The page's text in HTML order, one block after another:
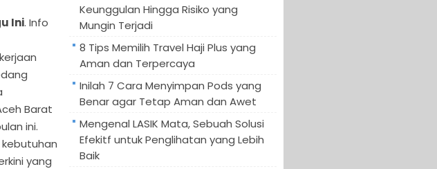
Ini. Info
Barat
ini.
yang
Keunggulan Hingga Risiko yang
Mungin Terjadi
8 Tips Memilih Travel Haji Plus yang
Aman dan Terpercaya
Inilah 7 Cara Menyimpan Pods yang
Benar agar Tetap Aman dan Awet
Mengenal LASIK Mata, Sebuah Solusi
Efekitf untuk Penglihatan yang Lebih
Baik